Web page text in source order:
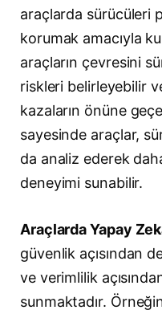
araçlarda sürücüleri
korumak amacıyla
araçların çevresini
riskleri belirleyebilir
kazaların önüne
sayesinde araçlar,
da analiz ederek
deneyimi sunabilir.
Araçlarda Yapay
güvenlik açısından
ve verimlilik
sunmaktadır.